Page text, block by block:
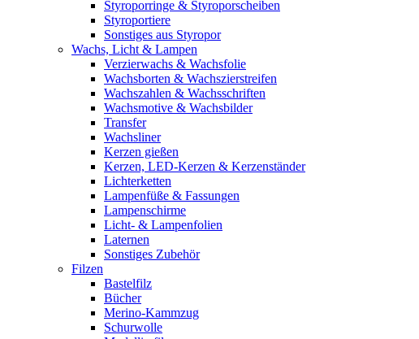
Styroporringe & Styroporscheiben
Styroportiere
Sonstiges aus Styropor
Wachs, Licht & Lampen
Verzierwachs & Wachsfolie
Wachsborten & Wachszierstreifen
Wachszahlen & Wachsschriften
Wachsmotive & Wachsbilder
Transfer
Wachsliner
Kerzen gießen
Kerzen, LED-Kerzen & Kerzenständer
Lichterketten
Lampenfüße & Fassungen
Lampenschirme
Licht- & Lampenfolien
Laternen
Sonstiges Zubehör
Filzen
Bastelfilz
Bücher
Merino-Kammzug
Schurwolle